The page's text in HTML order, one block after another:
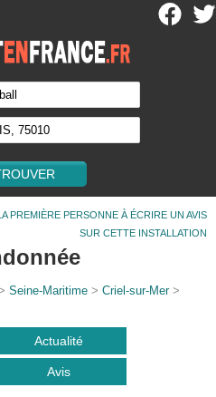
PREMIÈRE PERSONNE À ÉCRIRE UN AVIS
SUR CETTE INSTALLATION
Seine-Maritime >Criel-sur-Mer>
Actualité
Avis